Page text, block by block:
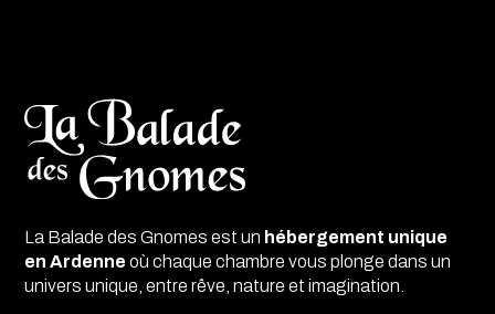
La Balade des Gnomes est un hébergement unique
en Ardenne où chaque chambre vous plonge dans un
univers unique, entre rêve, nature et imagination.